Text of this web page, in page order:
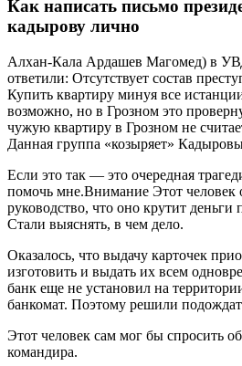
Как написать письмо
кадырову лично
Алхан-Кала Ардашев Магомед) в
ответили: Отсутствует состав
Купить квартиру минуя все
возможно, но в Грозном это
чужую квартиру в Грозном не
Данная группа «козыряет»
Если это так — это очередная
помочь мне.Внимание Этот человек
руководство, что оно крутит деньги
Стали выяснять, в чем дело.
Оказалось, что выдачу карточек
изготовить и выдать их всем
банк еще не установил на
банкомат. Поэтому решили
Этот человек сам мог бы спросить
командира.